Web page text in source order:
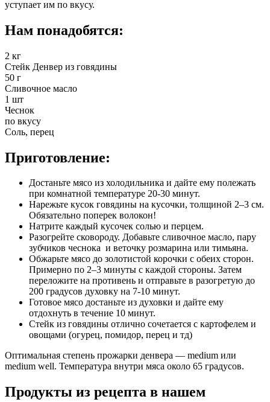
уступает им по вкусу.
Нам понадобятся:
2 кг
Стейк Денвер из говядины
50 г
Сливочное масло
1 шт
Чеснок
по вкусу
Соль, перец
Приготовление:
Достаньте мясо из холодильника и дайте ему полежать
при комнатной температуре 20-30 минут.
Нарежьте кусок говядины на кусочки, толщиной 2–3 см.
Обязательно поперек волокон!
Натрите каждый кусочек солью и перцем.
Разогрейте сковороду. Добавьте сливочное масло, пару
зубчиков чеснока и веточку розмарина или тимьяна.
Обжарьте мясо до золотистой корочки с обеих сторон.
Примерно по 2–3 минуты с каждой стороны. Затем
переложите на противень и отправьте в разогретую до
200 градусов духовку на 7-10 минут.
Готовое мясо достаньте из духовки и дайте ему
отдохнуть в течение 10 минут.
Стейк из говядины отлично сочетается с картофелем и
овощами (огурец, помидор, перец и тд)
Оптимальная степень прожарки денвера — medium или
medium well. Температура внутри мяса около 65 градусов.
Продукты из рецепта в нашем